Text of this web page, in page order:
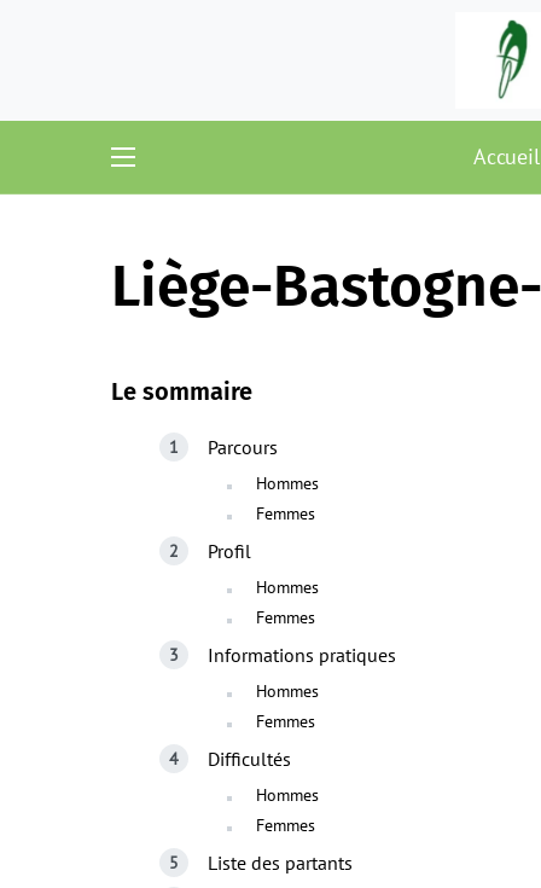
Accueil
Liège-
Le sommaire
Parcours
Hommes
Femmes
Profil
Hommes
Femmes
Informations pratiques
Hommes
Femmes
Difficultés
Hommes
Femmes
Liste des partants